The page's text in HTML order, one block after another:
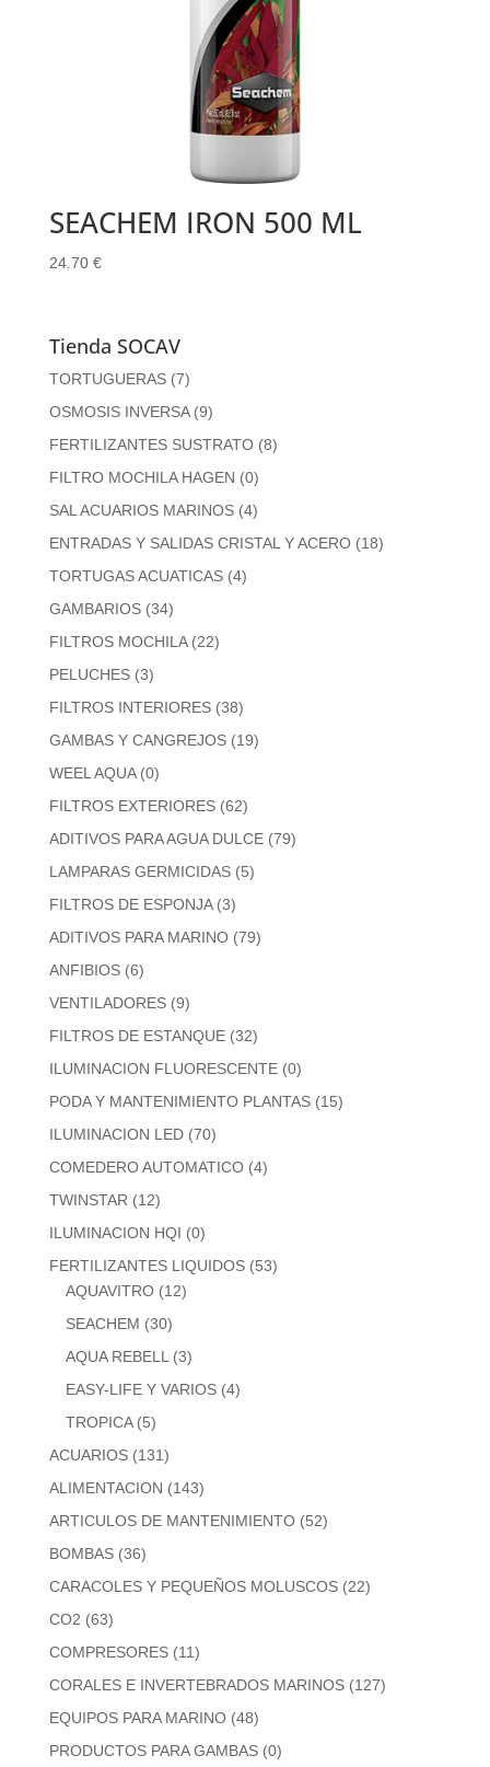
SEACHEM IRON 500 ML
24.70 €
Tienda SOCAV
TORTUGUERAS (7)
OSMOSIS INVERSA (9)
FERTILIZANTES SUSTRATO (8)
FILTRO MOCHILA HAGEN (0)
SAL ACUARIOS MARINOS (4)
ENTRADAS Y SALIDAS CRISTAL Y ACERO (18)
TORTUGAS ACUATICAS (4)
GAMBARIOS (34)
FILTROS MOCHILA (22)
PELUCHES (3)
FILTROS INTERIORES (38)
GAMBAS Y CANGREJOS (19)
WEEL AQUA (0)
FILTROS EXTERIORES (62)
ADITIVOS PARA AGUA DULCE (79)
LAMPARAS GERMICIDAS (5)
FILTROS DE ESPONJA (3)
ADITIVOS PARA MARINO (79)
ANFIBIOS (6)
VENTILADORES (9)
FILTROS DE ESTANQUE (32)
ILUMINACION FLUORESCENTE (0)
PODA Y MANTENIMIENTO PLANTAS (15)
ILUMINACION LED (70)
COMEDERO AUTOMATICO (4)
TWINSTAR (12)
ILUMINACION HQI (0)
FERTILIZANTES LIQUIDOS (53)
AQUAVITRO (12)
SEACHEM (30)
AQUA REBELL (3)
EASY-LIFE Y VARIOS (4)
TROPICA (5)
ACUARIOS (131)
ALIMENTACION (143)
ARTICULOS DE MANTENIMIENTO (52)
BOMBAS (36)
CARACOLES Y PEQUEÑOS MOLUSCOS (22)
CO2 (63)
COMPRESORES (11)
CORALES E INVERTEBRADOS MARINOS (127)
EQUIPOS PARA MARINO (48)
PRODUCTOS PARA GAMBAS (0)